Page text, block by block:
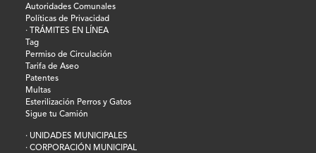
Autoridades Comunales
Políticas de Privacidad
· TRÁMITES EN LÍNEA
Tag
Permiso de Circulación
Tarifa de Aseo
Patentes
Multas
Esterilización Perros y Gatos
Sigue tu Camión
· UNIDADES MUNICIPALES
· CORPORACIÓN MUNICIPAL